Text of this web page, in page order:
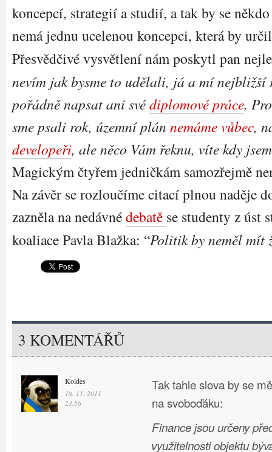
koncepcí, strategií a studií, a tak by se
nemá jednu ucelenou koncepci, která by
Přesvědčivé vysvětlení nám poskytl pan
nevím jak bysme to udělali, já a mí nejbližší
pořádně napsat ani svédiplomové práce.
sme psali rok, územní plán nemáme vůbec,
developeři, ale něco Vám řeknu, víte kdy
Magickým čtyřem jedničkám samozřejmě
Na závěr se rozloučíme citací plnou naděje
zazněla na nedávnédebatě se studenty z úst
koaliace Pavla Blažka: “Politik by neměl mít
3 KOMENTÁŘŮ
Koldes
18. 11. 2011
23.56
Tak tahle slova by se
na svoboďáku:
Finance jsou určeny
využitelnosti objektu